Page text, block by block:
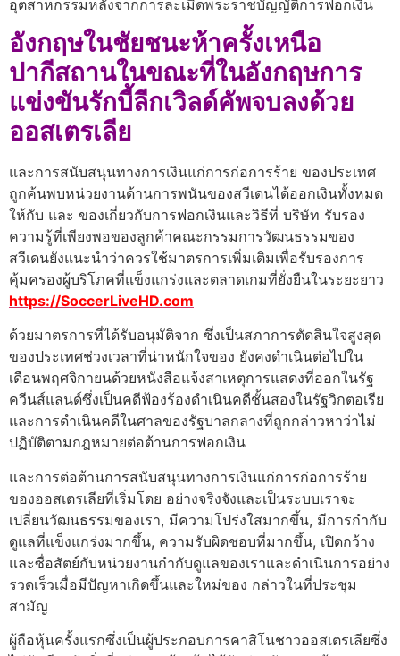
อุตสาหกรรมหลังจากการละเมิดพระราชบัญญัติการฟอกเงิน
อังกฤษในชัยชนะห้าครั้งเหนือ
ปากีสถานในขณะที่ในอังกฤษการ
แข่งขันรักบี้ลีกเวิลด์คัพจบลงด้วย
ออสเตรเลีย
และการสนับสนุนทางการเงินแก่การก่อการร้าย ของประเทศ
ถูกค้นพบหน่วยงานด้านการพนันของสวีเดนได้ออกเงินทั้งหมด
ให้กับ และ ของเกี่ยวกับการฟอกเงินและวิธีที่ บริษัท รับรอง
ความรู้ที่เพียงพอของลูกค้าคณะกรรมการวัฒนธรรมของ
สวีเดนยังแนะนําว่าควรใช้มาตรการเพิ่มเติมเพื่อรับรองการ
คุ้มครองผู้บริโภคที่แข็งแกร่งและตลาดเกมที่ยั่งยืนในระยะยาว
https://SoccerLiveHD.com
ด้วยมาตรการที่ได้รับอนุมัติจาก ซึ่งเป็นสภาการตัดสินใจสูงสุด
ของประเทศช่วงเวลาที่น่าหนักใจของ ยังคงดําเนินต่อไปใน
เดือนพฤศจิกายนด้วยหนังสือแจ้งสาเหตุการแสดงที่ออกในรัฐ
ควีนส์แลนด์ซึ่งเป็นคดีฟ้องร้องดําเนินคดีชั้นสองในรัฐวิกตอเรีย
และการดําเนินคดีในศาลของรัฐบาลกลางที่ถูกกล่าวหาว่าไม่
ปฏิบัติตามกฎหมายต่อต้านการฟอกเงิน
และการต่อต้านการสนับสนุนทางการเงินแก่การก่อการร้าย
ของออสเตรเลียที่เริ่มโดย อย่างจริงจังและเป็นระบบเราจะ
เปลี่ยนวัฒนธรรมของเรา, มีความโปร่งใสมากขึ้น, มีการกํากับ
ดูแลที่แข็งแกร่งมากขึ้น, ความรับผิดชอบที่มากขึ้น, เปิดกว้าง
และซื่อสัตย์กับหน่วยงานกํากับดูแลของเราและดําเนินการอย่าง
รวดเร็วเมื่อมีปัญหาเกิดขึ้นและใหม่ของ กล่าวในที่ประชุม
สามัญ
ผู้ถือหุ้นครั้งแรกซึ่งเป็นผู้ประกอบการคาสิโนชาวออสเตรเลียซึ่ง